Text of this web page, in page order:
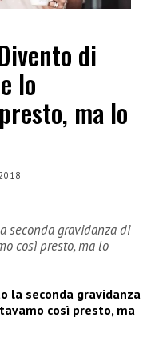
di
lo
ma lo
seconda gravidanza di
così presto, ma lo
la seconda gravidanza
così presto, ma